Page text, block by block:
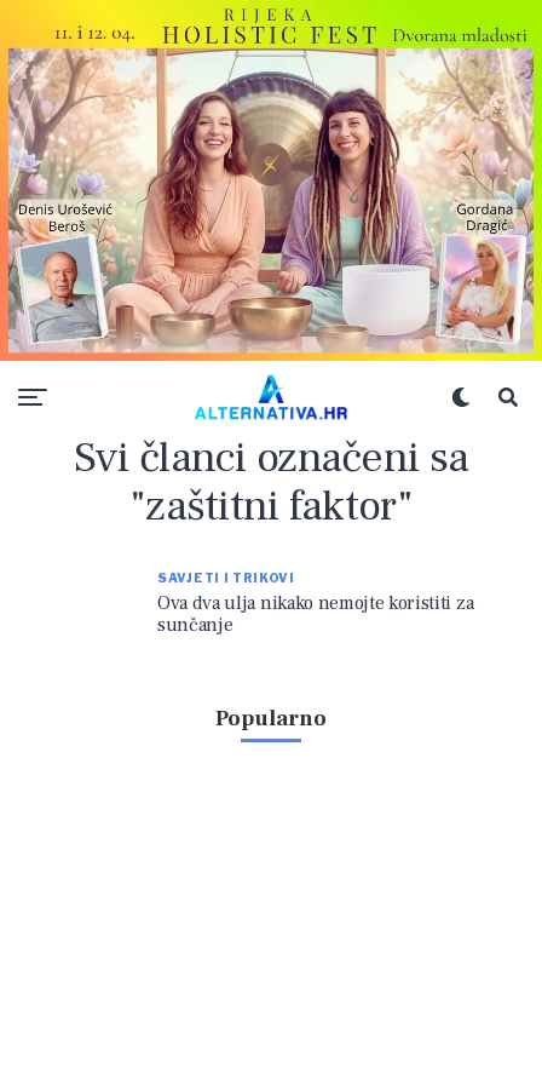
Svi članci označeni sa
"zaštitni faktor"
SAVJETI I TRIKOVI
Ova dva ulja nikako nemojte koristiti za
sunčanje
Popularno